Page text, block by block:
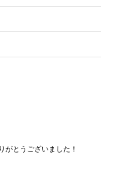
がとうございました！